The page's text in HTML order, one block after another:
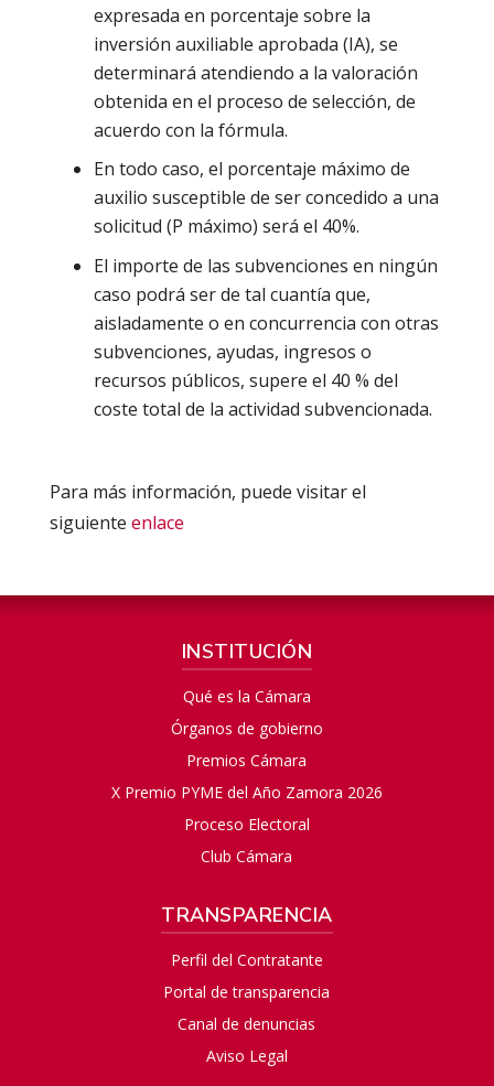
expresada en porcentaje sobre la
inversión auxiliable aprobada (IA), se
determinará atendiendo a la valoración
obtenida en el proceso de selección, de
acuerdo con la fórmula.
En todo caso, el porcentaje máximo de
auxilio susceptible de ser concedido a una
solicitud (P máximo) será el 40%.
El importe de las subvenciones en ningún
caso podrá ser de tal cuantía que,
aisladamente o en concurrencia con otras
subvenciones, ayudas, ingresos o
recursos públicos, supere el 40 % del
coste total de la actividad subvencionada.
Para más información, puede visitar el
siguiente enlace
INSTITUCIÓN
Qué es la Cámara
Órganos de gobierno
Premios Cámara
X Premio PYME del Año Zamora 2026
Proceso Electoral
Club Cámara
TRANSPARENCIA
Perfil del Contratante
Portal de transparencia
Canal de denuncias
Aviso Legal